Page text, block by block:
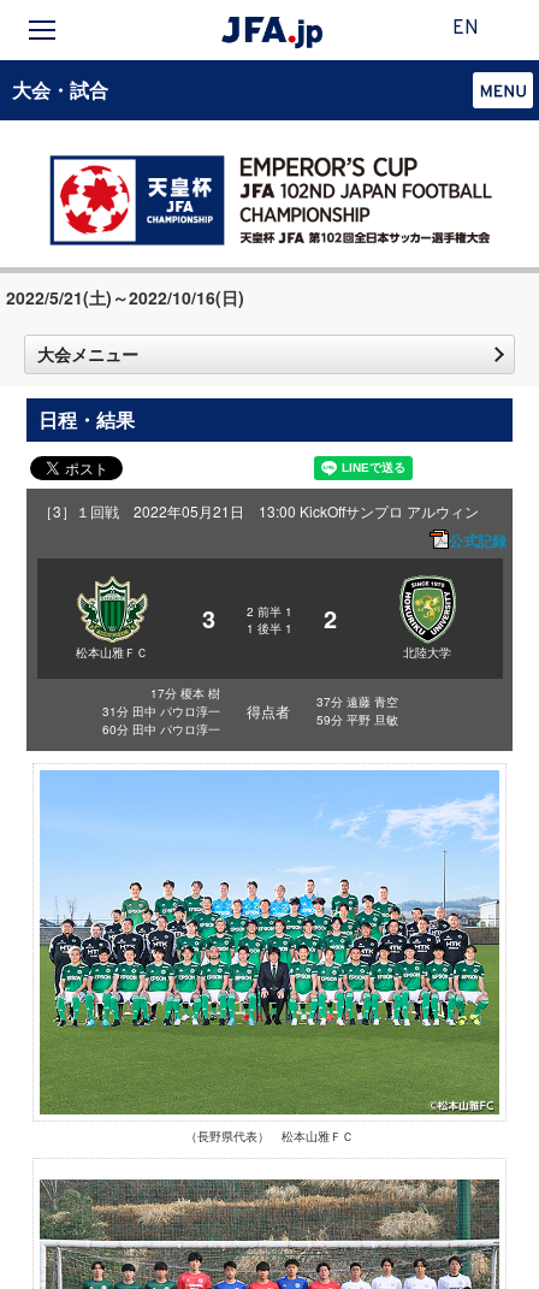
EN
大会・試合
2022/5/21(土)～2022/10/16(日)
大会メニュー
日程・結果
［3］１回戦 2022年05月21日 13:00 KickOffサンプロ アルウィン
公式記録
松本山雅ＦＣ
3 2 前半 1
1 後半 1 2
北陸大学
17分 榎本 樹
31分 田中 パウロ淳一
60分 田中 パウロ淳一
得点者
37分 遠藤 青空
59分 平野 旦敏
（長野県代表） 松本山雅ＦＣ